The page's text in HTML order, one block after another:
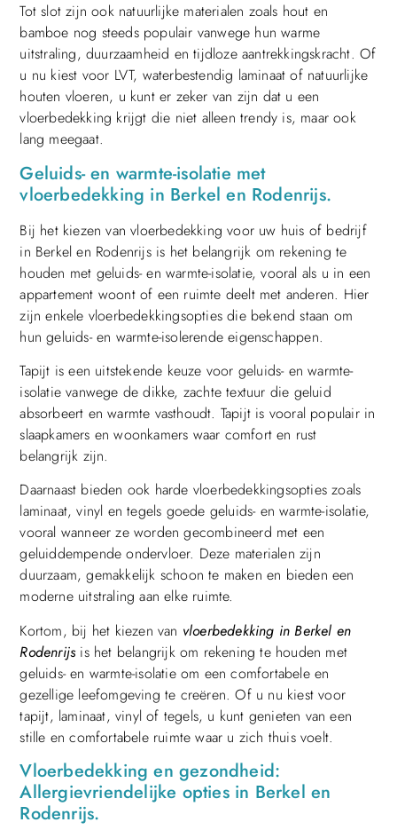
Tot slot zijn ook natuurlijke materialen zoals hout en
bamboe nog steeds populair vanwege hun warme
uitstraling, duurzaamheid en tijdloze aantrekkingskracht. Of
u nu kiest voor LVT, waterbestendig laminaat of natuurlijke
houten vloeren, u kunt er zeker van zijn dat u een
vloerbedekking krijgt die niet alleen trendy is, maar ook
lang meegaat.
Geluids- en warmte-isolatie met
vloerbedekking in Berkel en Rodenrijs.
Bij het kiezen van vloerbedekking voor uw huis of bedrijf
in Berkel en Rodenrijs is het belangrijk om rekening te
houden met geluids- en warmte-isolatie, vooral als u in een
appartement woont of een ruimte deelt met anderen. Hier
zijn enkele vloerbedekkingsopties die bekend staan om
hun geluids- en warmte-isolerende eigenschappen.
Tapijt is een uitstekende keuze voor geluids- en warmte-
isolatie vanwege de dikke, zachte textuur die geluid
absorbeert en warmte vasthoudt. Tapijt is vooral populair in
slaapkamers en woonkamers waar comfort en rust
belangrijk zijn.
Daarnaast bieden ook harde vloerbedekkingsopties zoals
laminaat, vinyl en tegels goede geluids- en warmte-isolatie,
vooral wanneer ze worden gecombineerd met een
geluiddempende ondervloer. Deze materialen zijn
duurzaam, gemakkelijk schoon te maken en bieden een
moderne uitstraling aan elke ruimte.
Kortom, bij het kiezen van vloerbedekking in Berkel en
Rodenrijsis het belangrijk om rekening te houden met
geluids- en warmte-isolatie om een comfortabele en
gezellige leefomgeving te creëren. Of u nu kiest voor
tapijt, laminaat, vinyl of tegels, u kunt genieten van een
stille en comfortabele ruimte waar u zich thuis voelt.
Vloerbedekking en gezondheid:
Allergievriendelijke opties in Berkel en
Rodenrijs.